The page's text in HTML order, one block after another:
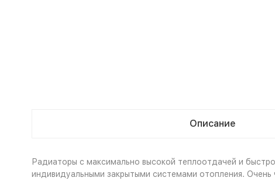
Описание
Радиаторы с максимально высокой теплоотдачей и
индивидуальными закрытыми системами отопления.